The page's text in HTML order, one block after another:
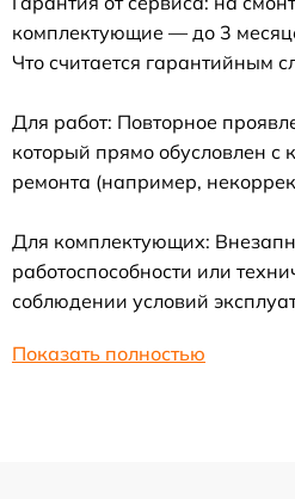
комплектующие — до 3
Что считается гарантийным
Для работ: Повторное
который прямо обусловлен с
ремонта (например,
Для комплектующих:
работоспособности или
соблюдении условий
Показать полностью